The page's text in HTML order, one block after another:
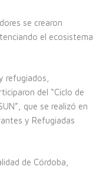
se crearon
el ecosistema
refugiados,
del “Ciclo de
que se realizó en
y Refugiadas
de Córdoba,